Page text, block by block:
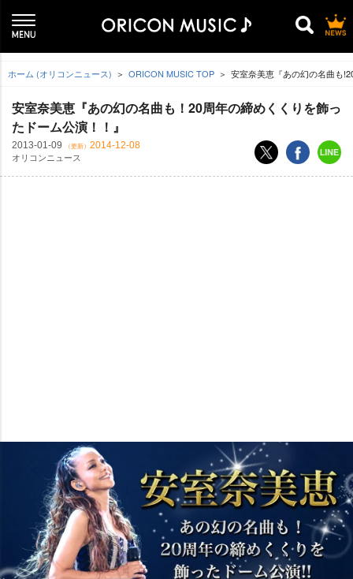
ホーム (オリコンニュース) ORICON MUSIC TOP 安室奈美恵『あの幻の名曲も
安室奈美恵『あの幻の名曲も！20周年の締めくくりを飾っ
たドーム公演！！』
2013-01-09 （更新） 2014-12-08
オリコンニュース